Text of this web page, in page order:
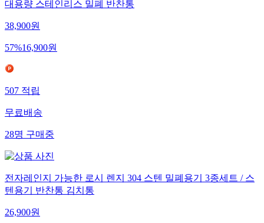
대용량 스테인리스 밀폐 반찬통
38,900원
57%16,900원
507적립
무료배송
28명구매중
전자레인지 가능한 로시 렌지 304 스텐 밀폐용기 3종세트 / 스
텐용기 반찬통 김치통
26,900원